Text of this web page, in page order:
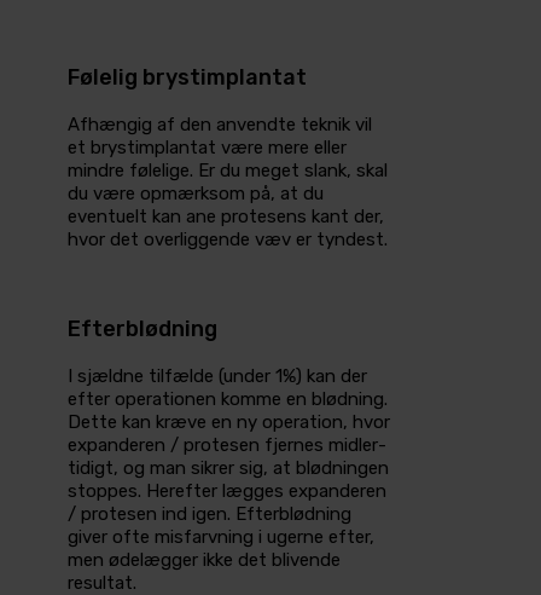
Følelig brystimplantat
Afhængig af den anvendte teknik vil
et brystimplantat være mere eller
mindre følelige. Er du meget slank, skal
du være opmærksom på, at du
eventuelt kan ane protesens kant der,
hvor det overliggende væv er tyndest.
Efterblødning
I sjældne tilfælde (under 1%) kan der
efter operationen komme en blødning.
Dette kan kræve en ny operation, hvor
expanderen / protesen fjernes midler­
tidigt, og man sikrer sig, at blødningen
stoppes­. Herefter lægges expanderen
/ protesen ind igen. Efterblødning
giver ofte misfarvning i ugerne efter,
men ødelægger ikke det blivende
resultat­.